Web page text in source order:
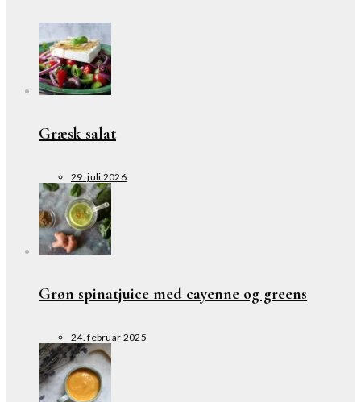
Græsk salat
29. juli 2026
Grøn spinatjuice med cayenne og greens
24. februar 2025